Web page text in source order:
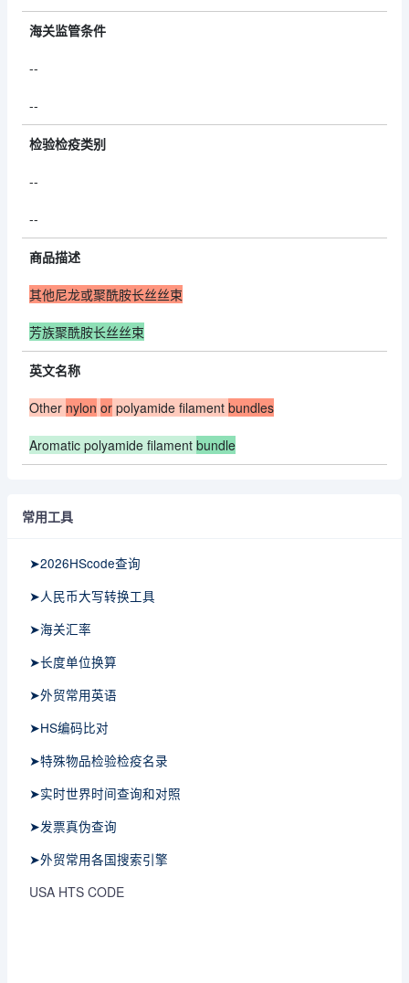
海关监管条件
--
--
检验检疫类别
--
--
商品描述
其他尼龙或聚酰胺长丝丝束
芳族聚酰胺长丝丝束
英文名称
Other nylon or polyamide filament bundles
Aromatic polyamide filament bundle
常用工具
➤2026HScode查询
➤人民币大写转换工具
➤海关汇率
➤长度单位换算
➤外贸常用英语
➤HS编码比对
➤特殊物品检验检疫名录
➤实时世界时间查询和对照
➤发票真伪查询
➤外贸常用各国搜索引擎
USA HTS CODE